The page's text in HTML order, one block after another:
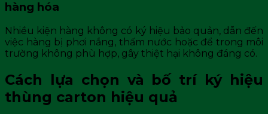
hàng hóa
Nhiều kiện hàng không có ký hiệu bảo quản, dẫn đến
việc hàng bị phơi nắng, thấm nước hoặc để trong môi
trường không phù hợp, gây thiệt hại không đáng có.
Cách lựa chọn và bố trí ký hiệu
thùng carton hiệu quả